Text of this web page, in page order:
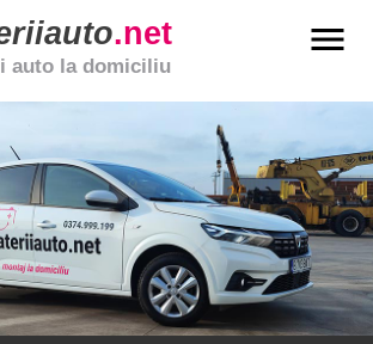
.net
auto la domiciliu
menu